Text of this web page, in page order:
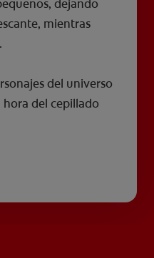
dejando
mientras
del universo
del cepillado